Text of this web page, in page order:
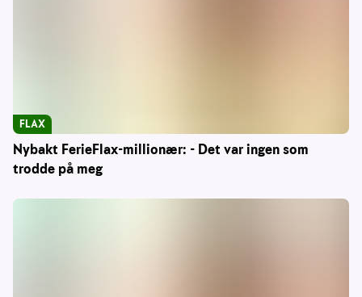
Nybakt FerieFlax-millionær: - Det var ingen som
trodde på meg
FLAX